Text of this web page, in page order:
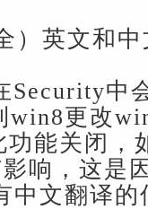
）英文和
Security中
win8更改
能关闭，
响，这是
中文翻译